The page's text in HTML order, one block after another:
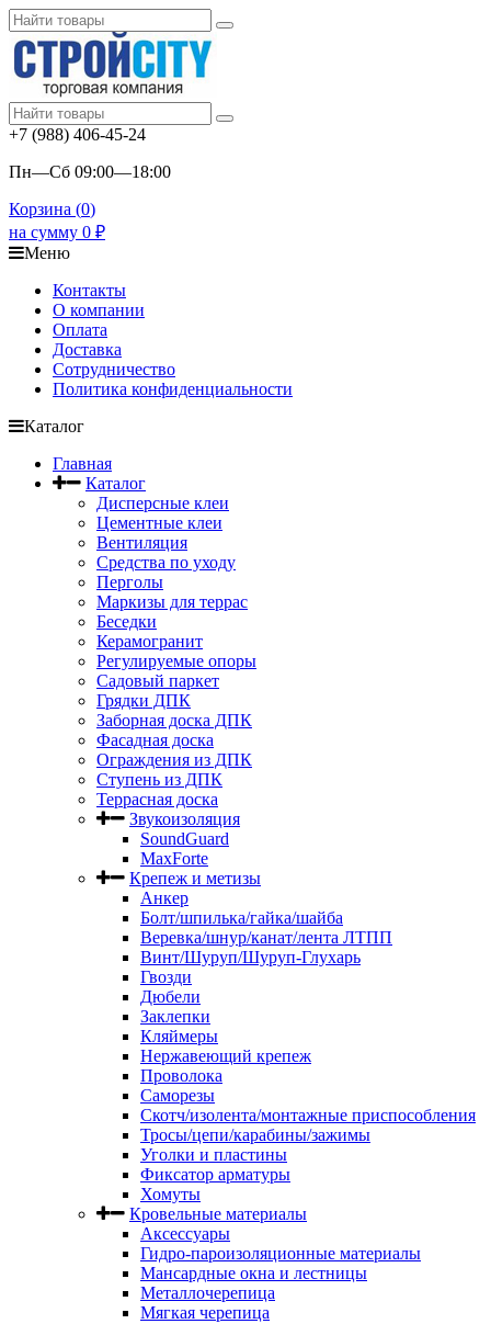
+7 (988) 406-45-24
Пн—Сб 09:00—18:00
Корзина (0)
на сумму 0 ₽
Меню
Контакты
О компании
Оплата
Доставка
Сотрудничество
Политика конфиденциальности
Каталог
Главная
Каталог
Дисперсные клеи
Цементные клеи
Вентиляция
Средства по уходу
Перголы
Маркизы для террас
Беседки
Керамогранит
Регулируемые опоры
Садовый паркет
Грядки ДПК
Заборная доска ДПК
Фасадная доска
Ограждения из ДПК
Ступень из ДПК
Террасная доска
Звукоизоляция
SoundGuard
MaxForte
Крепеж и метизы
Анкер
Болт/шпилька/гайка/шайба
Веревка/шнур/канат/лента ЛТПП
Винт/Шуруп/Шуруп-Глухарь
Гвозди
Дюбели
Заклепки
Кляймеры
Нержавеющий крепеж
Проволока
Саморезы
Скотч/изолента/монтажные приспособления
Тросы/цепи/карабины/зажимы
Уголки и пластины
Фиксатор арматуры
Хомуты
Кровельные материалы
Аксессуары
Гидро-пароизоляционные материалы
Мансардные окна и лестницы
Металлочерепица
Мягкая черепица